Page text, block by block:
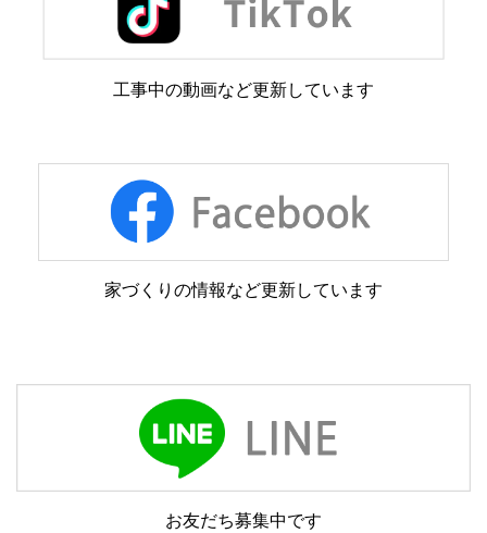
工事中の動画など更新しています
家づくりの情報など更新しています
お友だち募集中です